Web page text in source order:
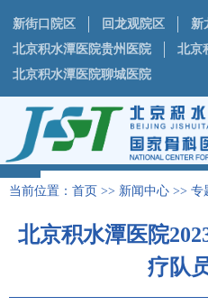
新街口院区 回龙观院区
新
北京积水潭医院贵州医院
北京
北京积水潭医院聊城医院
当前位置： 首页 >> 新闻中心 >> 专
北京积水潭医院
疗队